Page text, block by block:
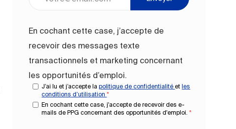
En cochant cette case, j’accepte de
recevoir des messages texte
transactionnels et marketing concernant
les opportunités d’emploi.
J’ai lu et j’accepte lapolitique de confidentialitéetles
conditions d’utilisation*
En cochant cette case, j'accepte de recevoir des e-
mails de PPG concernant des opportunités d'emploi. *